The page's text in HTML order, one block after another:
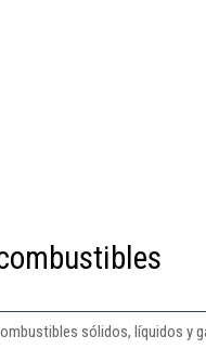
sólidos, líquidos y